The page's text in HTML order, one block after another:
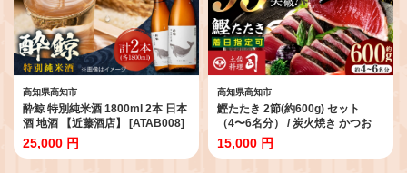
高知県高知市
酔鯨 特別純米酒 1800ml 2本 日本
酒 地酒 【近藤酒店】 [ATAB008]
お酒 酒 おすすめ 高知 日本酒 高知
市 こうち 人気 スピード発送 配送
25,000 円
高知県高知市
鰹たたき 2節(約600g) セット
（4〜6名分） / 炭火焼き かつお
鰹 カツオ かつおのたたき カツオ
たたき 人気 ★4.81 おすすめ 特産
15,000 円